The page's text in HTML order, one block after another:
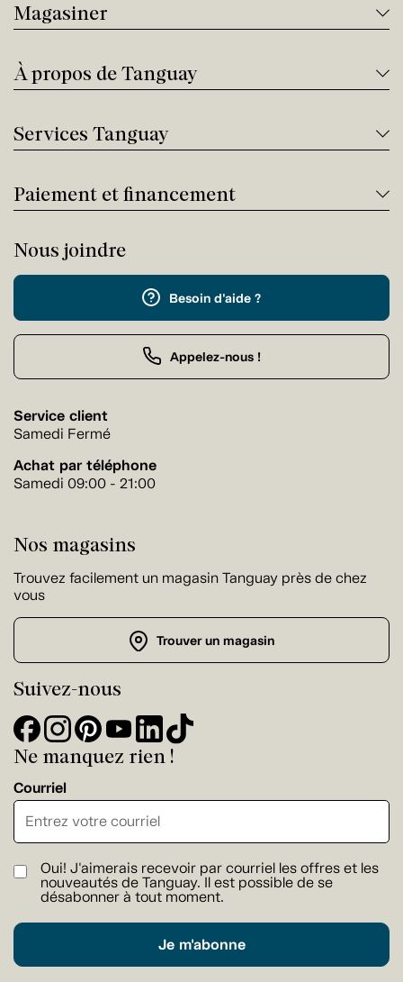
Magasiner
À propos de Tanguay
Services Tanguay
Paiement et financement
Nous joindre
Besoin d'aide ?
Appelez-nous !
Service client
Samedi Fermé
Achat par téléphone
Samedi 09:00 - 21:00
Nos magasins
Trouvez facilement un magasin Tanguay près de chez
vous
Trouver un magasin
Suivez-nous
Ne manquez rien !
Courriel
Oui! J'aimerais recevoir par courriel les offres et les
nouveautés de Tanguay. Il est possible de se
désabonner à tout moment.
Je m'abonne